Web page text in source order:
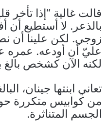
قالت غالية “إذا تأخر
بالذعر. لا أستطيع أن
زوجي. لكن علينا أن
عليّ أن أودعه.
لكنه الآن كشخص بالغ
من كوابيس متكررة
الجسم المتناثرة.